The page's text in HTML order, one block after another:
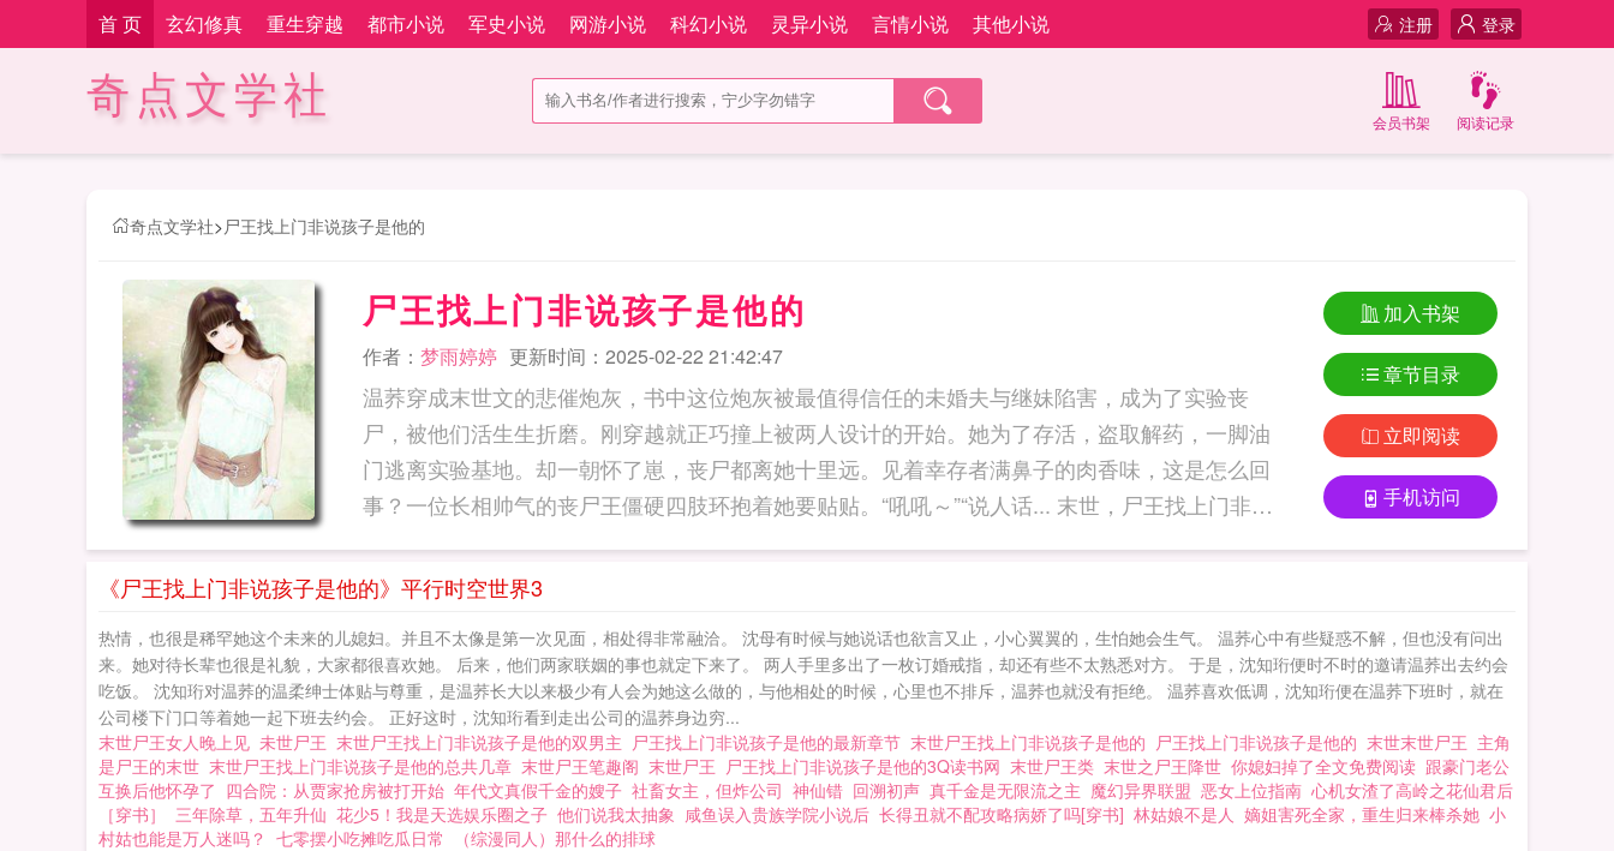
首 页 玄幻修真 重生穿越 都市小说 军史小说 网游小说 科幻小说 灵异小说 言情小说 其他小说 登录
注册
奇点文学社 阅读记录
会员书架
奇点文学社>尸王找上门非说孩子是他的
尸王找上门非说孩子是他的
作者： 梦雨婷婷 更新时间：2025-02-22 21:42:47
温荞穿成末世文的悲催炮灰，书中这位炮灰被最值得信任的未婚夫与继妹陷害，成为了实验丧
尸，被他们活生生折磨。刚穿越就正巧撞上被两人设计的开始。她为了存活，盗取解药，一脚油
门逃离实验基地。却一朝怀了崽，丧尸都离她十里远。见着幸存者满鼻子的肉香味，这是怎么回
事？一位长相帅气的丧尸王僵硬四肢环抱着她要贴贴。“吼吼～”“说人话... 末世，尸王找上门非说
加入书架
章节目录
立即阅读
手机访问
《尸王找上门非说孩子是他的》平行时空世界3
热情，也很是稀罕她这个未来的儿媳妇。并且不太像是第一次见面，相处得非常融洽。 沈母有时候与她说话也欲言又止，小心翼翼的，生怕她会生气。 温荞心中有些疑惑不解，但也没有问出
来。她对待长辈也很是礼貌，大家都很喜欢她。 后来，他们两家联姻的事也就定下来了。 两人手里多出了一枚订婚戒指，却还有些不太熟悉对方。 于是，沈知珩便时不时的邀请温荞出去约会
吃饭。 沈知珩对温荞的温柔绅士体贴与尊重，是温荞长大以来极少有人会为她这么做的，与他相处的时候，心里也不排斥，温荞也就没有拒绝。 温荞喜欢低调，沈知珩便在温荞下班时，就在
公司楼下门口等着她一起下班去约会。 正好这时，沈知珩看到走出公司的温荞身边穷...
末世尸王女人晚上见 未世尸王 末世尸王找上门非说孩子是他的双男主 尸王找上门非说孩子是他的最新章节 末世尸王找上门非说孩子是他的 尸王找上门非说孩子是他的 末世末世尸王 主角
是尸王的末世 末世尸王找上门非说孩子是他的总共几章 末世尸王笔趣阁 末世尸王 尸王找上门非说孩子是他的3Q读书网 末世尸王类 末世之尸王降世 你媳妇掉了全文免费阅读 跟豪门老公
互换后他怀孕了 四合院：从贾家抢房被打开始 年代文真假千金的嫂子 社畜女主，但炸公司 神仙错 回溯初声 真千金是无限流之主 魔幻异界联盟 恶女上位指南 心机女渣了高岭之花仙君后
［穿书］
三年除草，五年升仙 花少5！我是天选娱乐圈之子 他们说我太抽象 咸鱼误入贵族学院小说后 长得丑就不配攻略病娇了吗[穿书] 林姑娘不是人 嫡姐害死全家，重生归来棒杀她 小
村姑也能是万人迷吗？ 七零摆小吃摊吃瓜日常 （综漫同人）那什么的排球